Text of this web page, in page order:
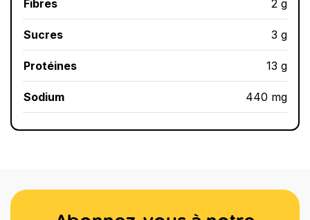
Fibres 2 g
Sucres 3 g
Protéines 13 g
Sodium 440 mg